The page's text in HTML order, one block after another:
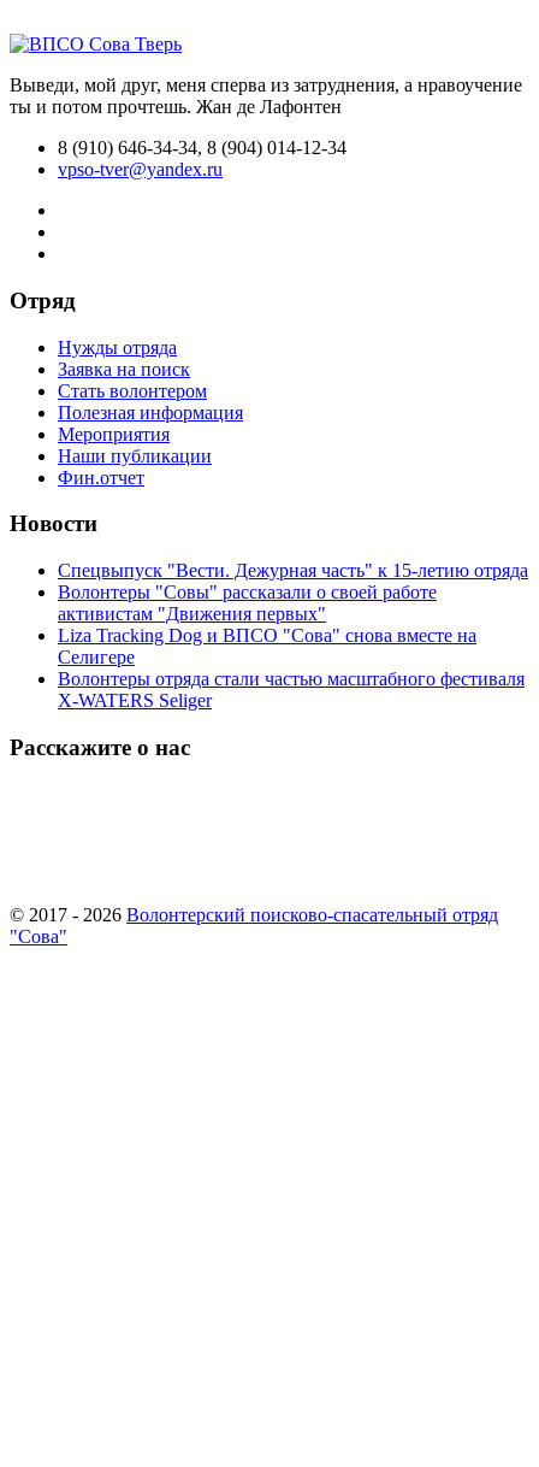
Выведи, мой друг, меня сперва из затруднения, а нравоучение
ты и потом прочтешь. Жан де Лафонтен
8 (910) 646-34-34, 8 (904) 014-12-34
vpso-tver@yandex.ru
Отряд
Нужды отряда
Заявка на поиск
Стать волонтером
Полезная информация
Мероприятия
Наши публикации
Фин.отчет
Новости
Спецвыпуск "Вести. Дежурная часть" к 15-летию отряда
Волонтеры "Совы" рассказали о своей работе
активистам "Движения первых"
Liza Tracking Dog и ВПСО "Сова" снова вместе на
Селигере
Волонтеры отряда стали частью масштабного фестиваля
X-WATERS Seliger
Расскажите о нас
© 2017 - 2026 Волонтерский поисково-спасательный отряд
"Сова"